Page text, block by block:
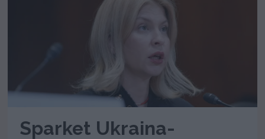
Sparket Ukraina-